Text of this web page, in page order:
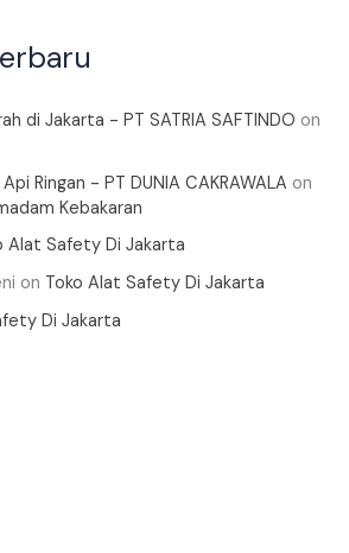
di Jakarta - PT SATRIA SAFTINDO on
Ringan - PT DUNIA CAKRAWALA on
Kebakaran
Alat Safety Di Jakarta
on Toko Alat Safety Di Jakarta
Di Jakarta